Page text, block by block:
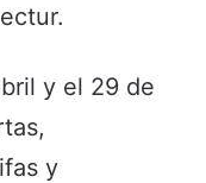
y el 29 de
y